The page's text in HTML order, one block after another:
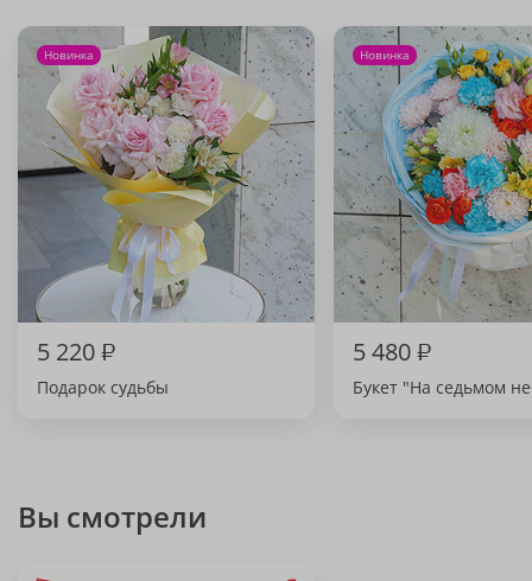
Новинка
5 220₽
Подарок судьбы
Новинка
5 480₽
Букет "На седьмом
Вы смотрели